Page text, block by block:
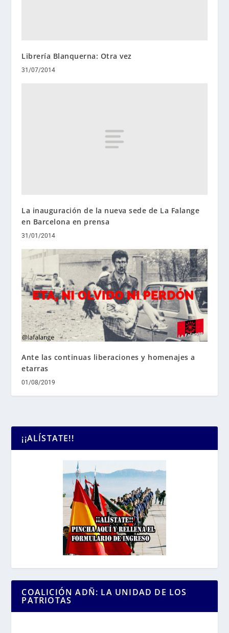
Librería Blanquerna: Otra vez
31/07/2014
La inauguración de la nueva sede de La Falange
en Barcelona en prensa
31/01/2014
Ante las continuas liberaciones y homenajes a
etarras
01/08/2019
¡¡ALÍSTATE!!
COALICIÓN ADÑ: LA UNIDAD DE LOS
PATRIOTAS